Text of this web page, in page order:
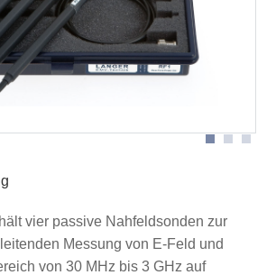
U 2,5-2
Nahfeldsonden
vier passive Nahfeldsonden zur
Messung von E-Feld und
von 30 MHz bis 3 GHz auf